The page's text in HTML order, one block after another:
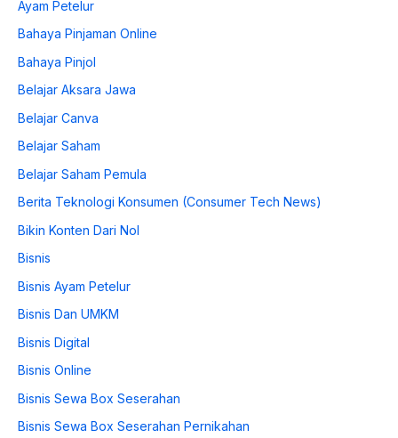
Ayam Petelur
Bahaya Pinjaman Online
Bahaya Pinjol
Belajar Aksara Jawa
Belajar Canva
Belajar Saham
Belajar Saham Pemula
Berita Teknologi Konsumen (Consumer Tech News)
Bikin Konten Dari Nol
Bisnis
Bisnis Ayam Petelur
Bisnis Dan UMKM
Bisnis Digital
Bisnis Online
Bisnis Sewa Box Seserahan
Bisnis Sewa Box Seserahan Pernikahan